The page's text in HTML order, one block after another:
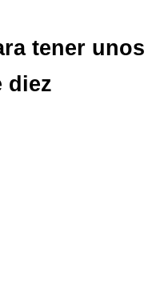
tener unos
diez